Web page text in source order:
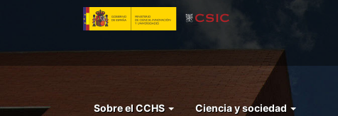
principal
Menu
Sobre el CCHS Ciencia y sociedad